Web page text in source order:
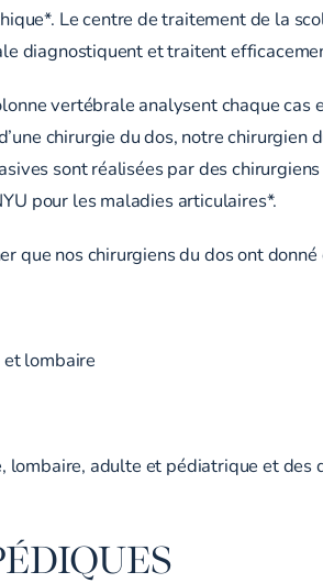
Lecentre de traitement de la
diagnostiquent et traitent
vertébrale analysent chaque
chirurgie du dos, notre
sont réalisées par des
pour les maladies articulaires*.
que nos chirurgiens du dos ont
lombaire
lombaire, adulte et pédiatrique et